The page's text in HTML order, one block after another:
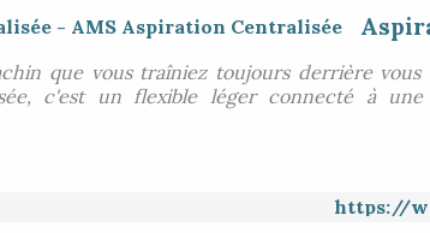
que vous traîniez toujours derrière
c'est un flexible léger connecté à
https://